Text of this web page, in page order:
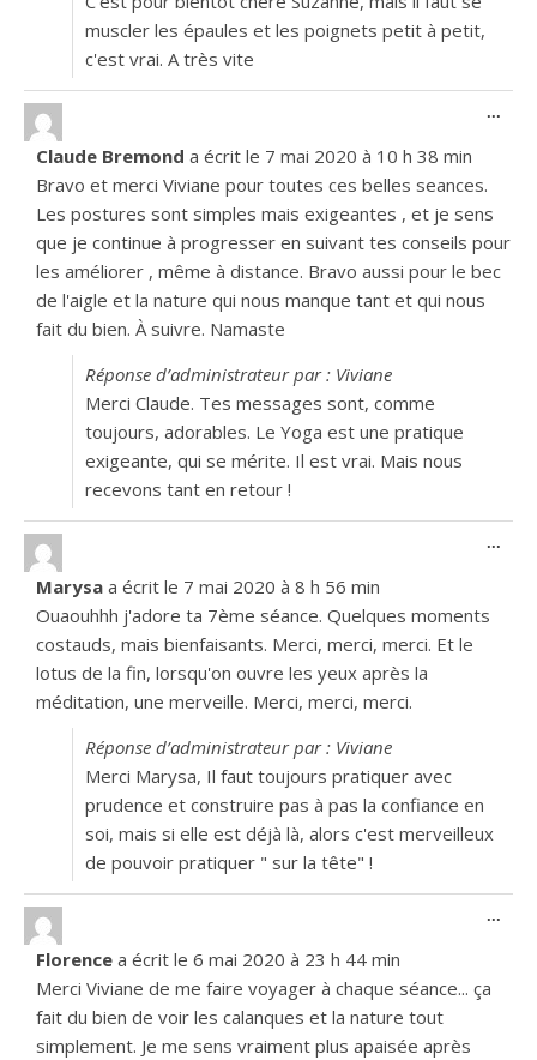
muscler les épaules et les poignets petit à petit,
c'est vrai. A très vite
Claude Bremond a écrit le 7 mai 2020 à 10 h 38 min
Bravo et merci Viviane pour toutes ces belles seances.
Les postures sont simples mais exigeantes , et je sens
que je continue à progresser en suivant tes conseils pour
les améliorer , même à distance. Bravo aussi pour le bec
de l'aigle et la nature qui nous manque tant et qui nous
fait du bien. À suivre. Namaste
Réponse d’administrateur par : Viviane
Merci Claude. Tes messages sont, comme
toujours, adorables. Le Yoga est une pratique
exigeante, qui se mérite. Il est vrai. Mais nous
recevons tant en retour !
...
Marysa a écrit le 7 mai 2020 à 8 h 56 min
Ouaouhhh j'adore ta 7ème séance. Quelques moments
costauds, mais bienfaisants. Merci, merci, merci. Et le
lotus de la fin, lorsqu'on ouvre les yeux après la
méditation, une merveille. Merci, merci, merci.
Réponse d’administrateur par : Viviane
Merci Marysa, Il faut toujours pratiquer avec
prudence et construire pas à pas la confiance en
soi, mais si elle est déjà là, alors c'est merveilleux
de pouvoir pratiquer " sur la tête" !
...
Florence a écrit le 6 mai 2020 à 23 h 44 min
Merci Viviane de me faire voyager à chaque séance... ça
fait du bien de voir les calanques et la nature tout
simplement. Je me sens vraiment plus apaisée après
...